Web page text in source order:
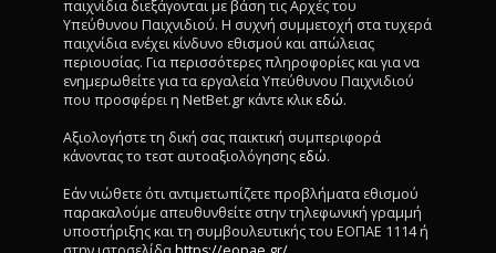
παιχνίδια διεξάγονται με βάση τις Αρχές του
Υπεύθυνου Παιχνιδιού. Η συχνή συμμετοχή στα τυχερά
παιχνίδια ενέχει κίνδυνο εθισμού και απώλειας
περιουσίας. Για περισσότερες πληροφορίες και για να
ενημερωθείτε για τα εργαλεία Υπεύθυνου Παιχνιδιού
που προσφέρει η NetBet.gr κάντε κλικ εδώ.
Αξιολογήστε τη δική σας παικτική συμπεριφορά
κάνοντας το τεστ αυτοαξιολόγησης εδώ.
Εάν νιώθετε ότι αντιμετωπίζετε προβλήματα εθισμού
παρακαλούμε απευθυνθείτε στην τηλεφωνική γραμμή
υποστήριξης και τη συμβουλευτικής του ΕΟΠΑΕ 1114 ή